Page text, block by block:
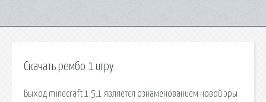
Скачать рембо 1 игру
Выход minecraft 1.5.1 является ознаменованием новой эры